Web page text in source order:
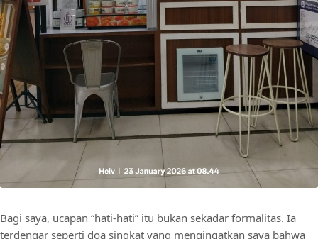
Bagi saya, ucapan “hati-hati” itu bukan sekadar formalitas. Ia
terdengar seperti doa singkat yang mengingatkan saya bahwa